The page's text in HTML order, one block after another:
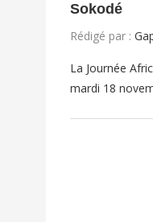
Sokodé
Rédigé par :
La Journée
mardi 18